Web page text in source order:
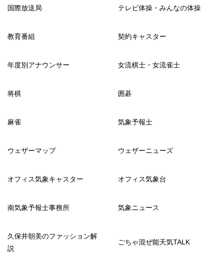
国際放送局 テレビ体操・みんなの体操
教育番組 契約キャスター
年度別アナウンサー 女流棋士・女流雀士
将棋 囲碁
麻雀 気象予報士
ウェザーマップ ウェザーニューズ
オフィス気象キャスター オフィス気象台
南気象予報士事務所 気象ニュース
久保井朝美のファッション解
説
ごちゃ混ぜ能天気TALK